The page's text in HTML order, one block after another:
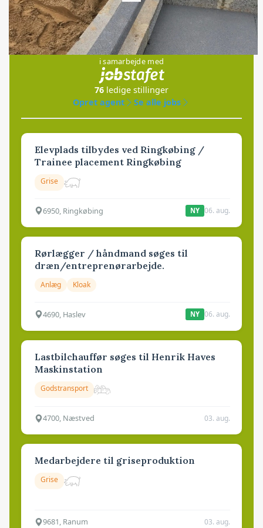
Jobs
i samarbejde med
76 ledige stillinger
Opret agent
Se alle jobs
Elevplads tilbydes ved Ringkøbing /
Trainee placement Ringkøbing
Grise
6950, Ringkøbing NY 06. aug.
Rørlægger / håndmand søges til
dræn/entreprenørarbejde.
Anlæg Kloak
4690, Haslev NY 06. aug.
Lastbilchauffør søges til Henrik Haves
Maskinstation
Godstransport
4700, Næstved 03. aug.
Medarbejdere til griseproduktion
Grise
9681, Ranum 03. aug.